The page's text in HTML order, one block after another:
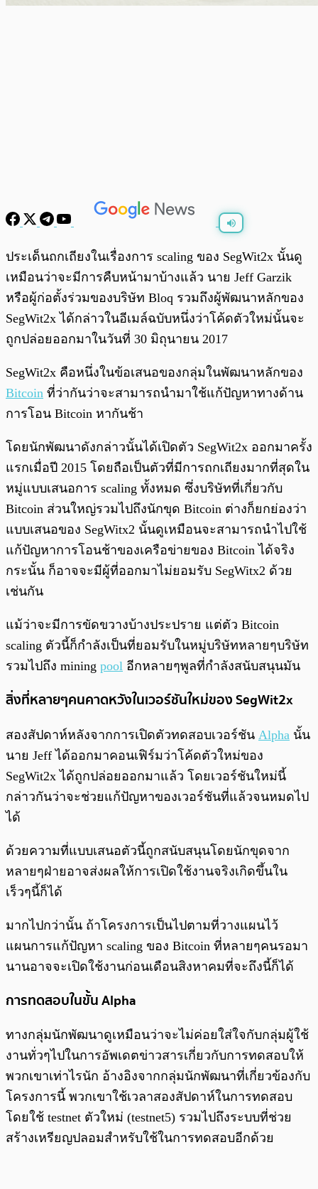
พร้อมเล่น 0:00
ประเด็นถกเถียงในเรื่องการ scaling ของ SegWit2x นั้นดู
เหมือนว่าจะมีการคืบหน้ามาบ้างแล้ว นาย Jeff Garzik
หรือผู้ก่อตั้งร่วมของบริษัท Bloq รวมถึงผู้พัฒนาหลักของ
SegWit2x ได้กล่าวในอีเมล์ฉบับหนึ่งว่าโค้ดตัวใหม่นั้นจะ
ถูกปล่อยออกมาในวันที่ 30 มิถุนายน 2017
SegWit2x คือหนึ่งในข้อเสนอของกลุ่มในพัฒนาหลักของ
Bitcoin ที่ว่ากันว่าจะสามารถนำมาใช้แก้ปัญหาทางด้าน
การโอน Bitcoin หากันช้า
โดยนักพัฒนาดังกล่าวนั้นได้เปิดตัว SegWit2x ออกมาครั้ง
แรกเมื่อปี 2015 โดยถือเป็นตัวที่มีการถกเถียงมากที่สุดใน
หมู่แบบเสนอการ scaling ทั้งหมด ซึ่งบริษัทที่เกี่ยวกับ
Bitcoin ส่วนใหญ่รวมไปถึงนักขุด Bitcoin ต่างก็ยกย่องว่า
แบบเสนอของ SegWitx2 นั้นดูเหมือนจะสามารถนำไปใช้
แก้ปัญหาการโอนช้าของเครือข่ายของ Bitcoin ได้จริง
กระนั้น ก็อาจจะมีผู้ที่ออกมาไม่ยอมรับ SegWitx2 ด้วย
เช่นกัน
แม้ว่าจะมีการขัดขวางบ้างประปราย แต่ตัว Bitcoin
scaling ตัวนี้ก็กำลังเป็นที่ยอมรับในหมู่บริษัทหลายๆบริษัท
รวมไปถึง mining pool อีกหลายๆพูลที่กำลังสนับสนุนมัน
สิ่งที่หลายๆคนคาดหวังในเวอร์ชันใหม่ของ SegWit2x
สองสัปดาห์หลังจากการเปิดตัวทดสอบเวอร์ชัน Alpha นั้น
นาย Jeff ได้ออกมาคอนเฟิร์มว่าโค้ดตัวใหม่ของ
SegWit2x ได้ถูกปล่อยออกมาแล้ว โดยเวอร์ชันใหม่นี้
กล่าวกันว่าจะช่วยแก้ปัญหาของเวอร์ชันที่แล้วจนหมดไป
ได้
ด้วยความที่แบบเสนอตัวนี้ถูกสนับสนุนโดยนักขุดจาก
หลายๆฝ่ายอาจส่งผลให้การเปิดใช้งานจริงเกิดขึ้นใน
เร็วๆนี้ก็ได้
มากไปกว่านั้น ถ้าโครงการเป็นไปตามที่วางแผนไว้
แผนการแก้ปัญหา scaling ของ Bitcoin ที่หลายๆคนรอมา
นานอาจจะเปิดใช้งานก่อนเดือนสิงหาคมที่จะถึงนี้ก็ได้
การทดสอบในขั้น Alpha
ทางกลุ่มนักพัฒนาดูเหมือนว่าจะไม่ค่อยใส่ใจกับกลุ่มผู้ใช้
งานทั่วๆไปในการอัพเดตข่าวสารเกี่ยวกับการทดสอบให้
พวกเขาเท่าไรนัก อ้างอิงจากกลุ่มนักพัฒนาที่เกี่ยวข้องกับ
โครงการนี้ พวกเขาใช้เวลาสองสัปดาห์ในการทดสอบ
โดยใช้ testnet ตัวใหม่ (testnet5) รวมไปถึงระบบที่ช่วย
สร้างเหรียญปลอมสำหรับใช้ในการทดสอบอีกด้วย